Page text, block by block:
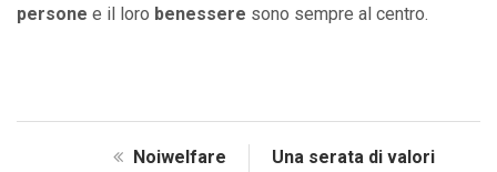
persone e il loro benessere sono sempre al centro.
Noiwelfare
Una serata di valori